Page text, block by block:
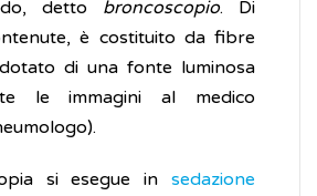
detto broncoscopio. Di
è costituito da fibre
di una fonte luminosa
le immagini al medico
si esegue in sedazione